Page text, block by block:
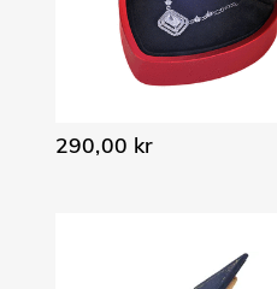
290,00 kr